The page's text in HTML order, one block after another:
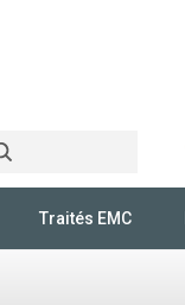
Traités EMC